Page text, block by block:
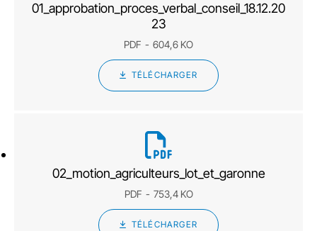
01_approbation_proces_verbal_conseil_18.12.20
23
PDF 604,6 KO
TÉLÉCHARGER
02_motion_agriculteurs_lot_et_garonne
PDF 753,4 KO
TÉLÉCHARGER